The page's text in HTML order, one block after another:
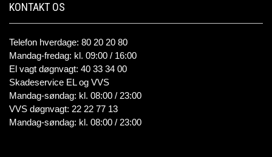
KONTAKT OS
Telefon hverdage: 80 20 20 80
Mandag-fredag: kl. 09:00 / 16:00
El vagt døgnvagt: 40 33 34 00
Skadeservice EL og VVS
Mandag-søndag: kl. 08:00 / 23:00
VVS døgnvagt: 22 22 77 13
Mandag-søndag: kl. 08:00 / 23:00